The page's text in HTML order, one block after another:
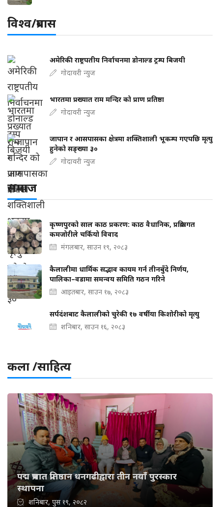
विश्व/प्रबास
अमेरिकी राष्ट्रपतीय निर्वाचनमा डोनाल्ड ट्रम्प बिजयी
गोदावरी न्युज
भारतमा प्रख्यात राम मन्दिर को प्राण प्रतिष्ठा
गोदावरी न्युज
जापान र आसपासका क्षेत्रमा शक्तिशाली भूकम्प गएपछि मृत्यु
हुनेको सङ्ख्या ३०
गोदावरी न्युज
समाज
कृष्णपुरको साल काठ प्रकरण: काठ वैधानिक, प्रक्रियागत
कमजोरीले चर्कियो विवाद
मंगलबार, साउन १९, २०८३
कैलालीमा धार्मिक सद्भाव कायम गर्न तीनबुँदे निर्णय,
पालिका–वडामा समन्वय समिति गठन गरिने
आइतबार, साउन १७, २०८३
सर्पदंशबाट कैलालीको चुरेकी १७ वर्षीया किशोरीको मृत्यु
शनिबार, साउन १६, २०८३
कला /साहित्य
पद्म प्रभात प्रतिष्ठान धनगढीद्वारा तीन नयाँ पुरस्कार
स्थापना
शनिबार, पुस १९, २०८२